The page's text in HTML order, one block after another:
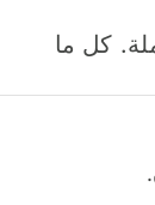
الأموال وإنفاقها واستلامها بأكثر من 40 عملة. كل ما